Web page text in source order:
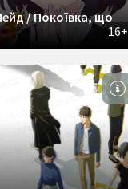
16+
/ Покоївка, що